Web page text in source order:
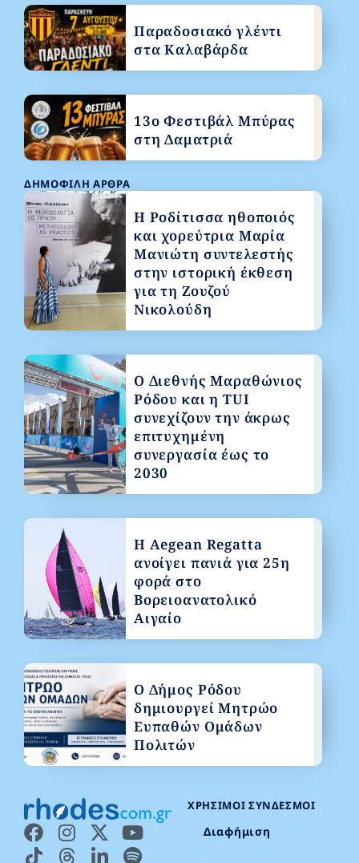
ΧΡΉΣΙΜΟΙ ΣΎΝΔΕΣΜΟΙ
Διαφήμιση
ΔΗΜΟΦΙΛΉ ΆΡΘΡΑ
Η Ροδίτισσα ηθοποιός
και χορεύτρια Μαρία
Μανιώτη συντελεστής
στην ιστορική έκθεση
για τη Ζουζού
Νικολούδη
Ο Διεθνής Μαραθώνιος
Ρόδου και η TUI
συνεχίζουν την άκρως
επιτυχημένη
συνεργασία έως το
2030
Η Aegean Regatta
ανοίγει πανιά για 25η
φορά στο
Βορειοανατολικό
Αιγαίο
Ο Δήμος Ρόδου
δημιουργεί Μητρώο
Ευπαθών Ομάδων
Πολιτών
Παραδοσιακό γλέντι
στα Καλαβάρδα
13ο Φεστιβάλ Μπύρας
στη Δαματριά